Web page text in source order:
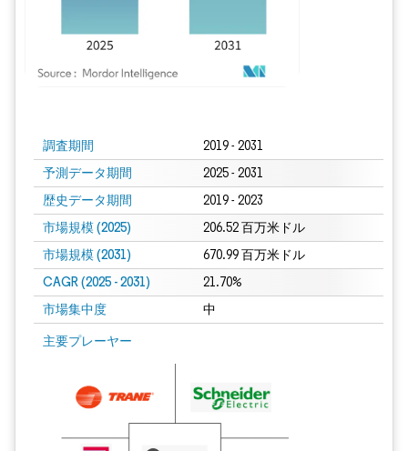
調査期間 2019 - 2031
予測データ期間 2025 - 2031
歴史データ期間 2019 - 2023
市場規模 (2025) 206.52 百万米ドル
市場規模 (2031) 670.99 百万米ドル
CAGR (2025 - 2031) 21.70%
市場集中度 中
主要プレーヤー